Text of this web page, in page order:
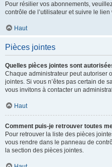
Pour résilier vos abonnements,
contrôle de l’utilisateur et suivre le
Haut
Pièces jointes
Quelles pièces jointes sont
Chaque administrateur peut autoriser
jointes. Si vous n’êtes pas certain de
vous invitons à contacter un
Haut
Comment puis-je retrouver toutes
Pour retrouver la liste des pièces
vous rendre dans le panneau de
la section des pièces jointes.